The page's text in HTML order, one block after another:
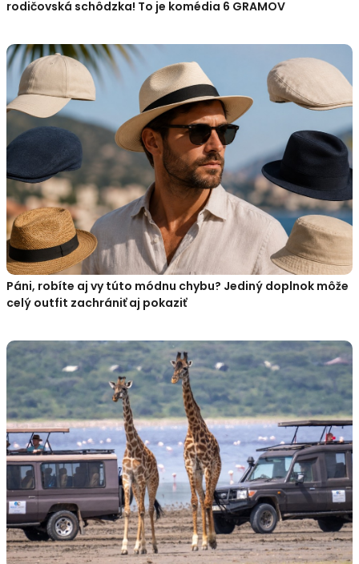
rodičovská schôdzka! To je komédia 6 GRAMOV
Páni, robíte aj vy túto módnu chybu? Jediný doplnok môže
celý outfit zachrániť aj pokaziť